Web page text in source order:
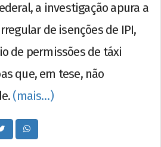
a investigação apura a
de isenções de IPI,
de permissões de táxi
que, em tese, não
(mais…)